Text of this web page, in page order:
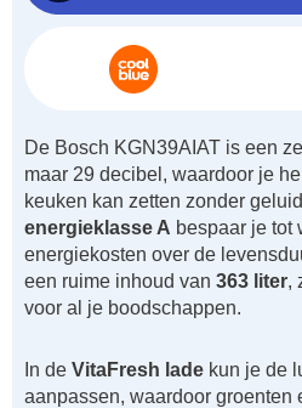
De Bosch KGN39AIAT is een
maar 29 decibel, waardoor je
keuken kan zetten zonder
energieklasse A bespaar je tot
energiekosten over de
een ruime inhoud van 363 liter,
voor al je boodschappen.
In de VitaFresh lade kun je de
aanpassen, waardoor groenten